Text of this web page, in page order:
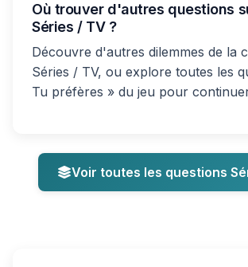
Où trouver d'autres questions
Séries / TV ?
Découvre d'autres dilemmes de la
Séries / TV, ou explore toutes les
Tu préfères » du jeu pour
Voir toutes les questions